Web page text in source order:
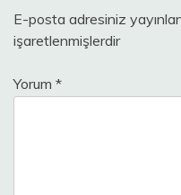
E-posta adresiniz
işaretlenmişlerdir
Yorum *